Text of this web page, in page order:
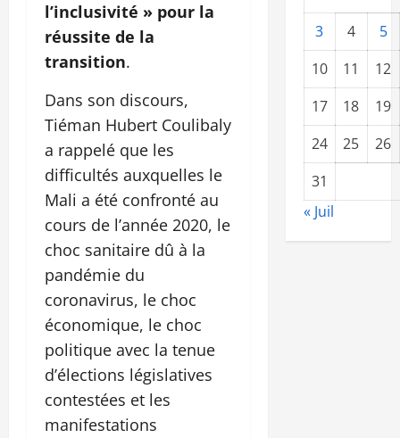
l’inclusivité » pour la
réussite de la
transition.
Dans son discours,
Tiéman Hubert Coulibaly
a rappelé que les
difficultés auxquelles le
Mali a été confronté au
cours de l’année 2020, le
choc sanitaire dû à la
pandémie du
coronavirus, le choc
économique, le choc
politique avec la tenue
d’élections législatives
contestées et les
manifestations
3 4
5
10
11
12
17
18
19
24
25
26
31
« Juil